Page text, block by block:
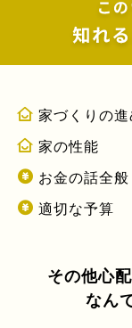
家づくりの進
家の性能
お金の話全般
適切な予算
その他心
なん